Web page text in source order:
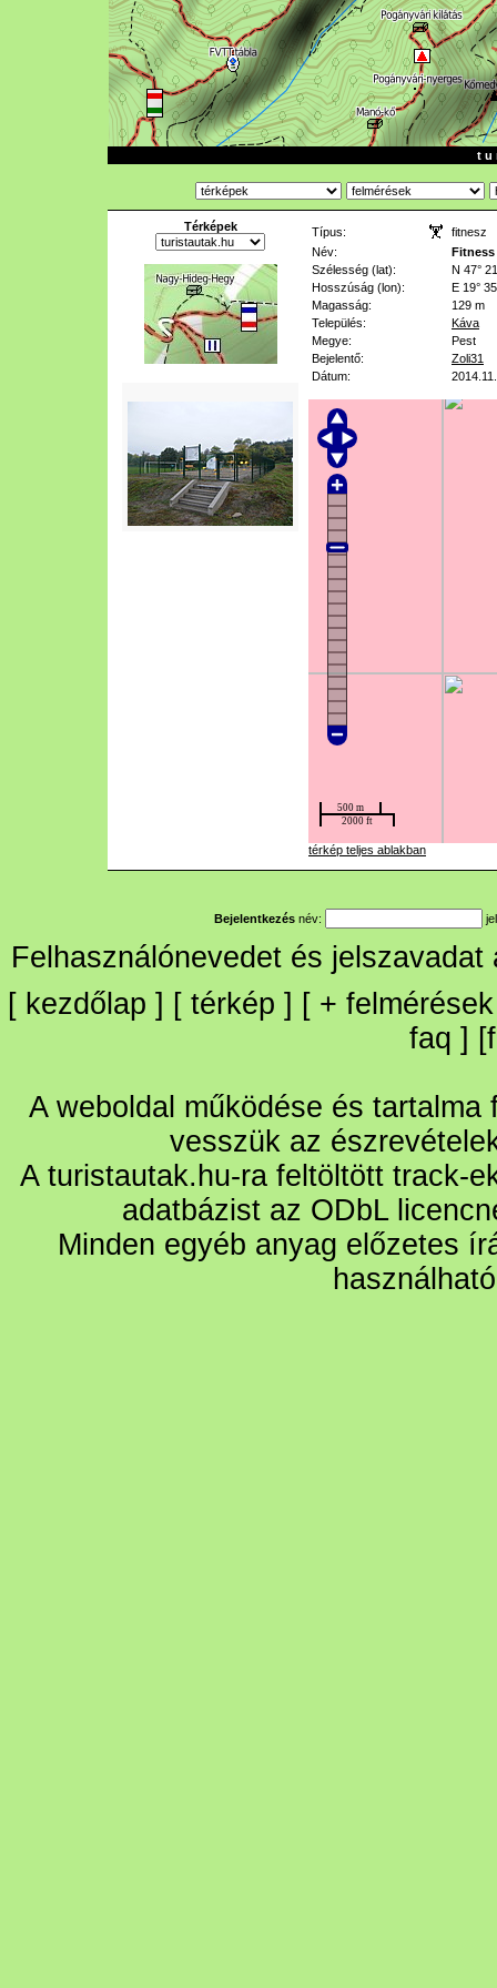
t u
Térképek Típus:
fitnesz
Név:
Fitness
Szélesség (lat):
N 47°
Hosszúság (lon):
E 19°
Magasság:
129 m
Település:
Káva
Megye:
Pest
Bejelentő:
Zoli31
Dátum:
térkép teljes ablakban
Bejelentkezés név:
Felhasználónevedet és
[ kezdőlap ] [ térkép ] [ + felmérések
faq ] [
A weboldal működése és
vesszük az
A turistautak.hu-ra feltöltött track-
adatbázist az ODbL
Minden egyéb anyag előzetes